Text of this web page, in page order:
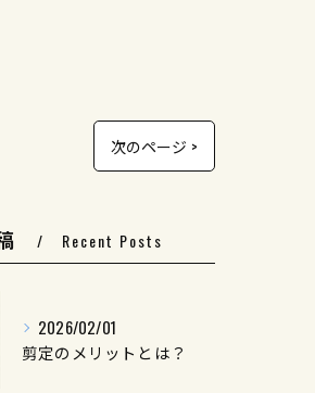
次のページ >
Recent Posts
2026/02/01
剪定のメリットとは？